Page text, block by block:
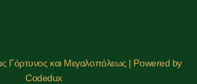
Γόρτυνος και Μεγαλοπόλεως | Powered by
Codedux